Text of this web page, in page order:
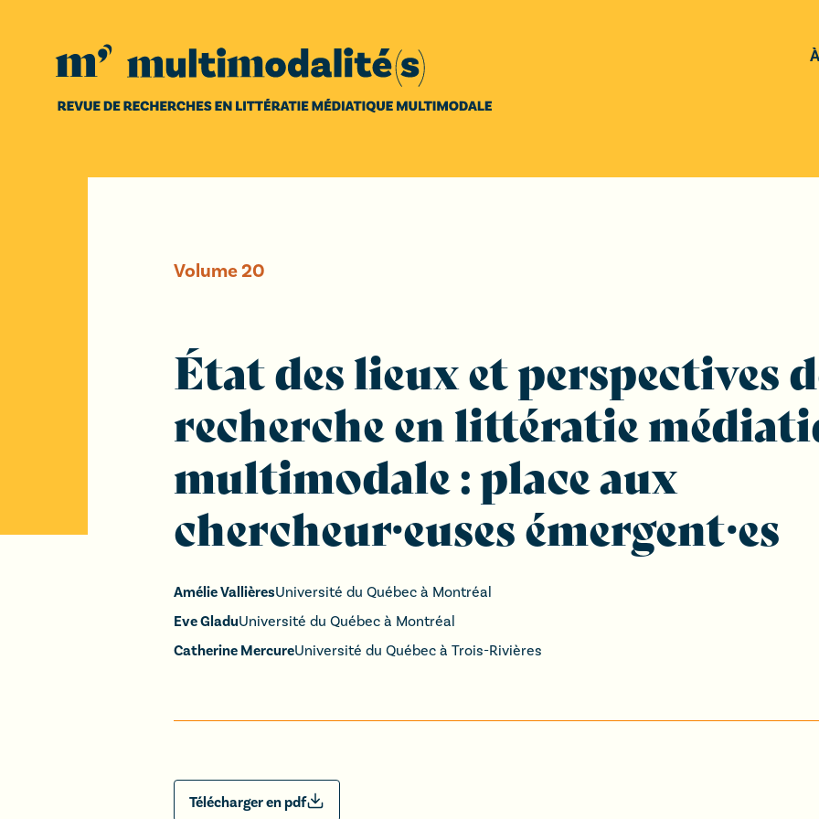
Volume20
État des lieux et perspectives
recherche en littératie
multimodale : place aux
chercheur·euses émergent·es
Amélie VallièresUniversité du Québec à Montréal
Eve GladuUniversité du Québec à Montréal
Catherine MercureUniversité du Québec à Trois-Rivières
Télécharger en pdf